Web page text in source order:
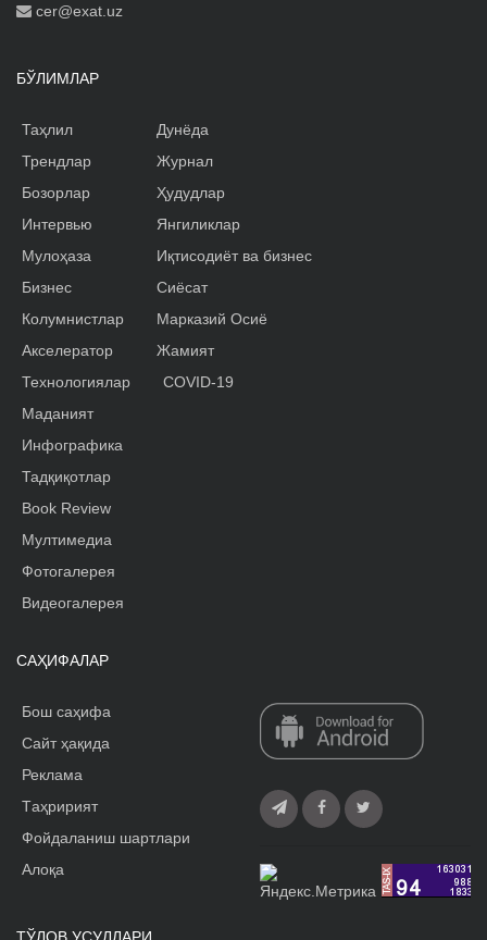
cer@exat.uz
БЎЛИМЛАР
Таҳлил
Трендлар
Бозорлар
Интервью
Мулоҳаза
Бизнес
Колумнистлар
Акселератор
Дунёда
Журнал
Ҳудудлар
Янгиликлар
Иқтисодиёт ва бизнес
Сиёсат
Марказий Осиё
Жамият
Технологиялар
Маданият
Инфографика
Тадқиқотлар
Book Review
Мултимедиа
Фотогалерея
Видеогалерея
COVID-19
САҲИФАЛАР
Бош саҳифа
Сайт ҳақида
Реклама
Tаҳририят
Фойдаланиш шартлари
Алоқа
ТЎЛОВ УСУЛЛАРИ